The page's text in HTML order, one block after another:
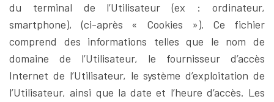
du terminal de l’Utilisateur (ex : ordinateur,
smartphone), (ci-après « Cookies »). Ce fichier
comprend des informations telles que le nom de
domaine de l’Utilisateur, le fournisseur d’accès
Internet de l’Utilisateur, le système d’exploitation de
l’Utilisateur, ainsi que la date et l’heure d’accès. Les